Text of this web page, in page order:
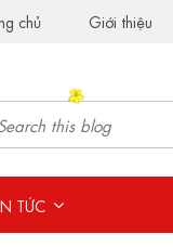
chủ Giới thiệu
TỨC